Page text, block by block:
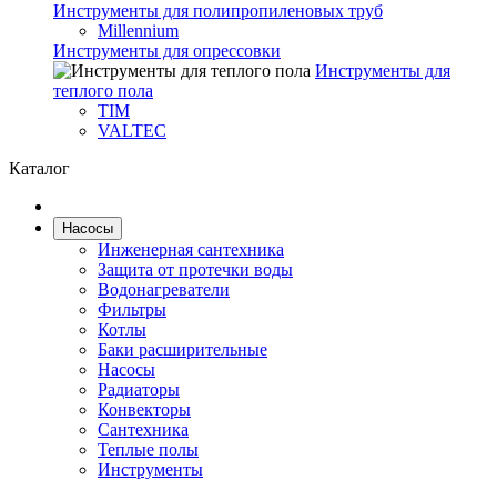
Инструменты для полипропиленовых труб
Millennium
Инструменты для опрессовки
Инструменты для
теплого пола
TIM
VALTEC
Каталог
Насосы
Инженерная сантехника
Защита от протечки воды
Водонагреватели
Фильтры
Котлы
Баки расширительные
Насосы
Радиаторы
Конвекторы
Сантехника
Теплые полы
Инструменты